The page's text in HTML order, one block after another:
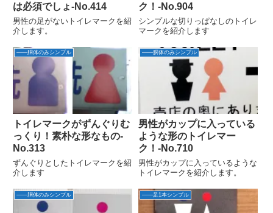
は必須でしょ‐No.414
男性の足がないトイレマークを紹
介します。
ク！‐No.904
シンプルな切りっぱなしのトイレ
マークを紹介します
――胴体のみシンプル
トイレマークがずんぐりむ
っくり！素朴な形なもの‐
No.313
ずんぐりとしたトイレマークを紹
介します
――胴体のみシンプル
男性がカップに入っている
ような形のトイレマー
ク！‐No.710
男性がカップに入っているような
トイレマークを紹介します。
――胴体のみシンプル ――足1本シンプル